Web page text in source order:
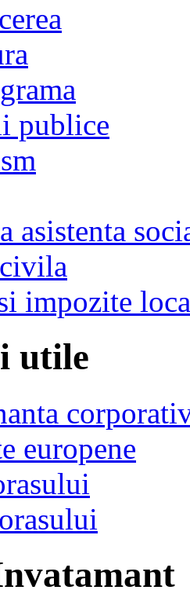
publice
asistenta
impozite
utile
europene